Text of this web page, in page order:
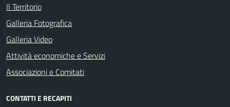
Il Territorio
Galleria Fotografica
Galleria Video
Attività economiche e Servizi
Associazioni e Comitati
CONTATTI E RECAPITI